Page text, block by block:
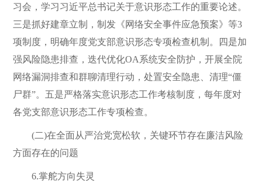
习会，学习习近平总书记关于意识形态工作的重要论述。
三是抓好建章立制，制发《网络安全事件应急预案》等3
项制度，明确年度党支部意识形态专项检查机制。四是加
强风险隐患排查，迭代优化OA系统安全防护，开展全院
网络漏洞排查和群聊清理行动，处置安全隐患、清理“僵
尸群”。五是严格落实意识形态工作考核制度，每年度对
各党支部意识形态工作专项检查。
(二)在全面从严治党宽松软，关键环节存在廉洁风险
方面存在的问题
6.掌舵方向失灵